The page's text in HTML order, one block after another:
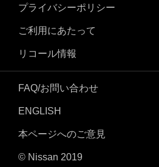
プライバシーポリシー
ご利用にあたって
リコール情報
FAQ/お問い合わせ
ENGLISH
本ページへのご意見
© Nissan 2019